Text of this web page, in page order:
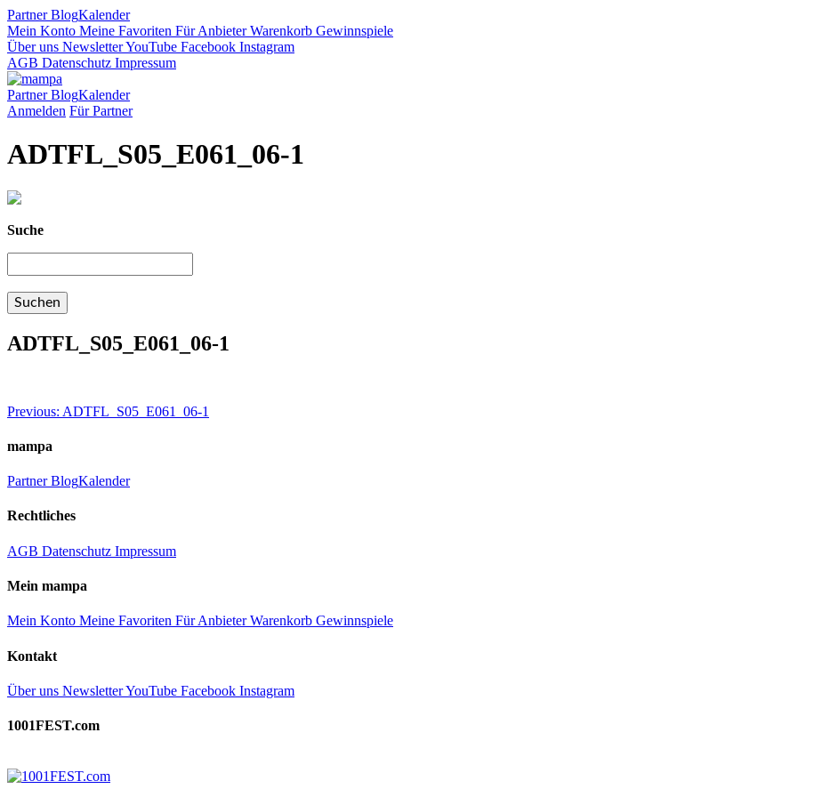
PartnerBlogKalender
Mein Konto Meine Favoriten Für AnbieterWarenkorb Gewinnspiele
Über uns NewsletterYouTube Facebook Instagram
AGB Datenschutz Impressum
PartnerBlogKalender
Anmelden Für Partner
ADTFL_S05_E061_06-1
Suche
ADTFL_S05_E061_06-1
Beitragsnavigation
Previous: ADTFL_S05_E061_06-1
mampa
PartnerBlogKalender
Rechtliches
AGB Datenschutz Impressum
Mein mampa
Mein Konto Meine Favoriten Für AnbieterWarenkorb Gewinnspiele
Kontakt
Über uns NewsletterYouTube Facebook Instagram
1001FEST.com